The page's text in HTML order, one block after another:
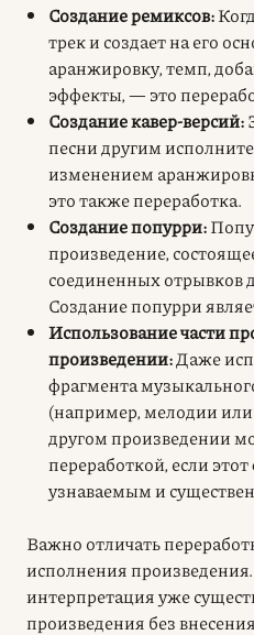
Создание ремиксов:
трек и создает на его
аранжировку, темп,
эффекты, — это
Создание кавер-версий:
песни другим
изменением
это также переработка.
Создание попурри:
произведение,
соединенных отрывков
Создание попурри
Использование части
произведении:Даже
фрагмента
(например, мелодии
другом произведении
переработкой, если
узнаваемым и
Важно отличать
исполнения
интерпретация уже
произведения без